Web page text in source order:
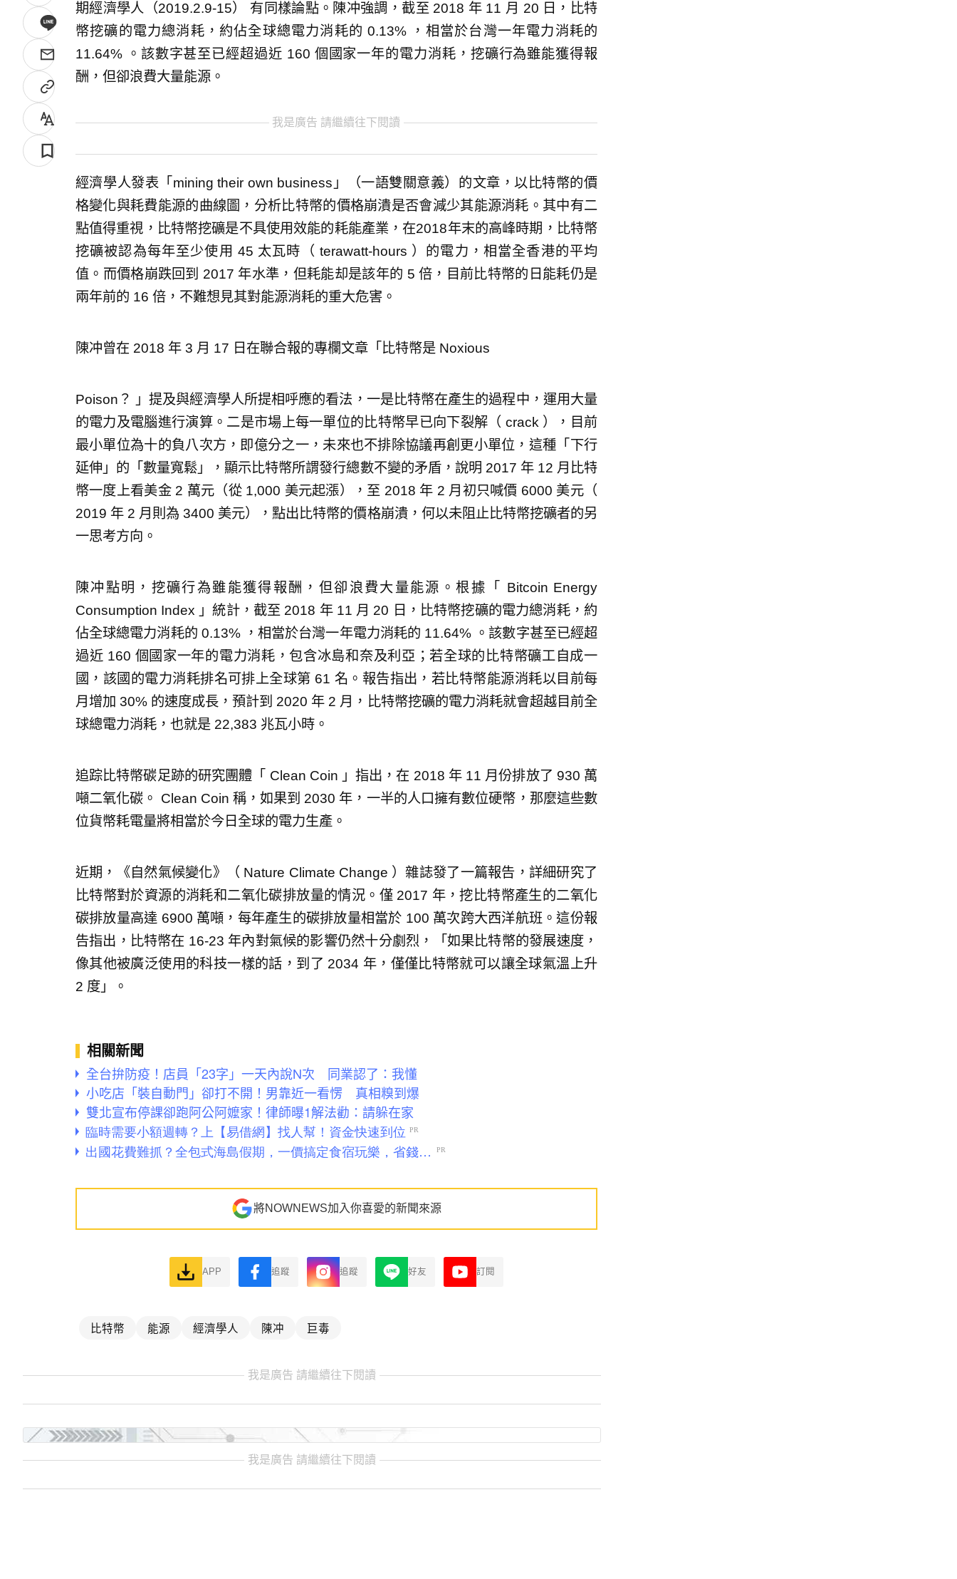
期經濟學人（2019.2.9-15） 有同樣論點。陳冲強調，截至 2018 年 11 月 20 日，比特
幣挖礦的電力總消耗，約佔全球總電力消耗的 0.13% ，相當於台灣一年電力消耗的
11.64% 。該數字甚至已經超過近 160 個國家一年的電力消耗，挖礦行為雖能獲得報
酬，但卻浪費大量能源。
我是廣告 請繼續往下閱讀
經濟學人發表「mining their own business」（一語雙關意義）的文章，以比特幣的價
格變化與耗費能源的曲線圖，分析比特幣的價格崩潰是否會減少其能源消耗。其中有二
點值得重視，比特幣挖礦是不具使用效能的耗能產業，在2018年末的高峰時期，比特幣
挖礦被認為每年至少使用 45 太瓦時（ terawatt-hours ）的電力，相當全香港的平均
值。而價格崩跌回到 2017 年水準，但耗能却是該年的 5 倍，目前比特幣的日能耗仍是
兩年前的 16 倍，不難想見其對能源消耗的重大危害。
陳冲曾在 2018 年 3 月 17 日在聯合報的專欄文章「比特幣是 Noxious
Poison？ 」提及與經濟學人所提相呼應的看法，一是比特幣在產生的過程中，運用大量
的電力及電腦進行演算。二是市場上每一單位的比特幣早已向下裂解（ crack ），目前
最小單位為十的負八次方，即億分之一，未來也不排除協議再創更小單位，這種「下行
延伸」的「數量寬鬆」，顯示比特幣所謂發行總數不變的矛盾，說明 2017 年 12 月比特
幣一度上看美金 2 萬元（從 1,000 美元起漲），至 2018 年 2 月初只喊價 6000 美元（
2019 年 2 月則為 3400 美元），點出比特幣的價格崩潰，何以未阻止比特幣挖礦者的另
一思考方向。
陳冲點明，挖礦行為雖能獲得報酬，但卻浪費大量能源。根據「 Bitcoin Energy
Consumption Index 」統計，截至 2018 年 11 月 20 日，比特幣挖礦的電力總消耗，約
佔全球總電力消耗的 0.13% ，相當於台灣一年電力消耗的 11.64% 。該數字甚至已經超
過近 160 個國家一年的電力消耗，包含冰島和奈及利亞；若全球的比特幣礦工自成一
國，該國的電力消耗排名可排上全球第 61 名。報告指出，若比特幣能源消耗以目前每
月增加 30% 的速度成長，預計到 2020 年 2 月，比特幣挖礦的電力消耗就會超越目前全
球總電力消耗，也就是 22,383 兆瓦小時。
追踪比特幣碳足跡的研究團體「 Clean Coin 」指出，在 2018 年 11 月份排放了 930 萬
噸二氧化碳。 Clean Coin 稱，如果到 2030 年，一半的人口擁有數位硬幣，那麼這些數
位貨幣耗電量將相當於今日全球的電力生產。
近期，《自然氣候變化》（ Nature Climate Change ）雜誌發了一篇報告，詳細研究了
比特幣對於資源的消耗和二氧化碳排放量的情況。僅 2017 年，挖比特幣產生的二氧化
碳排放量高達 6900 萬噸，每年產生的碳排放量相當於 100 萬次跨大西洋航班。這份報
告指出，比特幣在 16-23 年內對氣候的影響仍然十分劇烈，「如果比特幣的發展速度，
像其他被廣泛使用的科技一樣的話，到了 2034 年，僅僅比特幣就可以讓全球氣溫上升
2 度」。
相關新聞
全台拚防疫！店員「23字」一天內說N次 同業認了：我懂
小吃店「裝自動門」卻打不開！男靠近一看愣 真相糗到爆
雙北宣布停課卻跑阿公阿嬤家！律師曝1解法勸：請躲在家
將NOWNEWS加入你喜愛的新聞來源
APP 追蹤 追蹤 好友 訂閱
比特幣 能源 經濟學人 陳冲 巨毒
我是廣告 請繼續往下閱讀
我是廣告 請繼續往下閱讀